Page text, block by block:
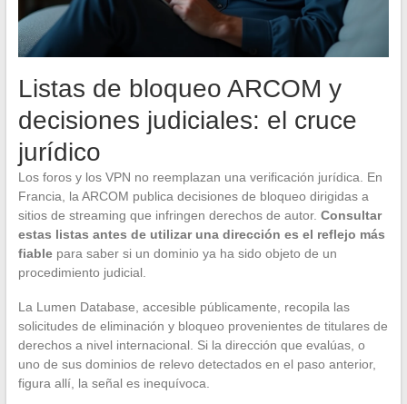
Listas de bloqueo ARCOM y
decisiones judiciales: el cruce
jurídico
Los foros y los VPN no reemplazan una verificación jurídica. En
Francia, la ARCOM publica decisiones de bloqueo dirigidas a
sitios de streaming que infringen derechos de autor. Consultar
estas listas antes de utilizar una dirección es el reflejo más
fiablepara saber si un dominio ya ha sido objeto de un
procedimiento judicial.
La Lumen Database, accesible públicamente, recopila las
solicitudes de eliminación y bloqueo provenientes de titulares de
derechos a nivel internacional. Si la dirección que evalúas, o
uno de sus dominios de relevo detectados en el paso anterior,
figura allí, la señal es inequívoca.